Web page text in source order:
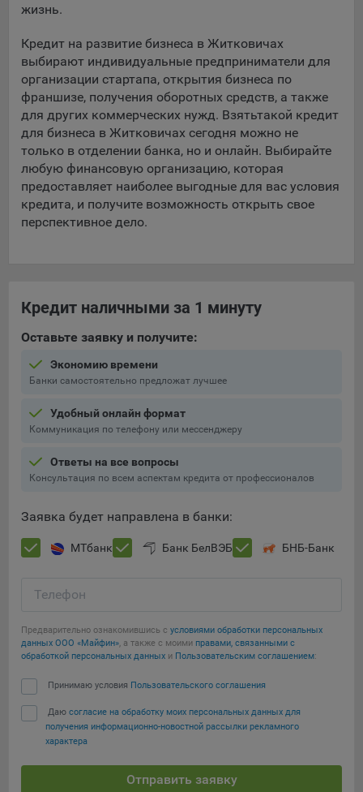
жизнь.
Кредит на развитие бизнеса в Житковичах
выбирают индивидуальные предприниматели для
организации стартапа, открытия бизнеса по
франшизе, получения оборотных средств, а также
для других коммерческих нужд. Взятьтакой кредит
для бизнеса в Житковичах сегодня можно не
только в отделении банка, но и онлайн. Выбирайте
любую финансовую организацию, которая
предоставляет наиболее выгодные для вас условия
кредита, и получите возможность открыть свое
перспективное дело.
Кредит наличными за 1 минуту
Оставьте заявку и получите:
Экономию времени
Банки самостоятельно предложат лучшее
Удобный онлайн формат
Коммуникация по телефону или мессенджеру
Ответы на все вопросы
Консультация по всем аспектам кредита от профессионалов
Заявка будет направлена в банки:
МТбанк Банк БелВЭБ БНБ-Банк
Телефон
Предварительно ознакомившись с условиями обработки персональных
данных ООО «Майфин», а также с моими правами, связанными с
обработкой персональных данных и Пользовательским соглашением:
Принимаю условия Пользовательского соглашения
Даю согласие на обработку моих персональных данных для
получения информационно-новостной рассылки рекламного
характера
Отправить заявку